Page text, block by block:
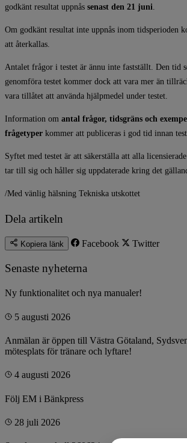
godkänt resultat uppnås senast den 21 juni.
Om godkänt resultat inte uppnås inom tidsperioden
att återkallas.
Antalet frågor i testet är ännu inte fastställt. Den tid
genomföra testet kommer dock att vara mer än
vara tillåtet att använda hjälpmedel under testet.
Information om antal frågor, tidsgräns och
frågetyper kommer att publiceras i god tid innan
Syftet med testet är att säkerställa att alla
tar till sig och håller sig uppdaterade kring det
/Med vänlig hälsning Tekniska utskottet
Dela artikeln
Kopiera länk Facebook Twitter
Senaste nyheterna
Ny funktionalitet och nya manualer!
5 augusti 2026
Anmälan är öppen till Västra Götaland,
mötesplats för tränare och lyftare!
4 augusti 2026
Följ EM i Bänkpress
28 juli 2026